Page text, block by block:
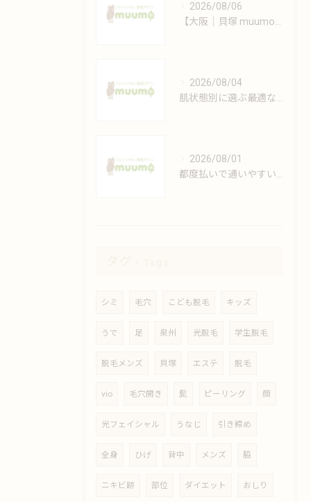
2026/08/06
2026/08/04
2026/08/01
シミ 毛穴 こども脱毛 キッズ
うで 足 泉州 光脱毛 学生脱毛
脱毛メンズ 貝塚 エステ 脱毛
vio 毛穴開き 髭 ピーリング 顔
光フェイシャル うなじ 引き締め
全身 ひげ 背中 メンズ 脇
ニキビ跡 部位 ダイエット おしり